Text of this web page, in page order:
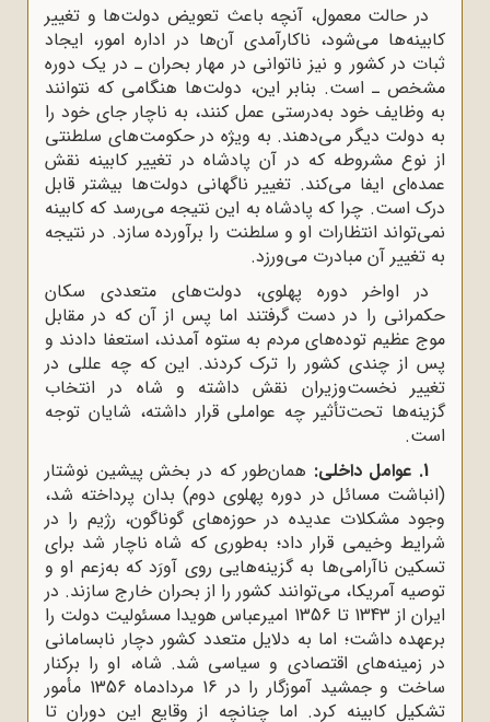
در حالت معمول، آنچه باعث تعویض دولت‌ها و تغییر
کابینه‌ها می‌شود، ناکارآمدی آن‌ها در اداره امور، ایجاد
ثبات در کشور و نیز ناتوانی در مهار بحران ـ در یک دوره
مشخص ـ است. بنابر این، دولت‌ها هنگامی ‌که نتوانند
به وظایف خود به‌درستی عمل کنند، به ‌‌ناچار جای خود را
به دولت دیگر می‌دهند. به‌ ویژه در حکومت‌های سلطنتی
از نوع مشروطه که در آن پادشاه در تغییر کابینه نقش
عمده‌ای ایفا می‌کند. تغییر ناگهانی دولت‌ها بیشتر قابل
درک است. چرا که پادشاه به این نتیجه می‌رسد که کابینه
نمی‌تواند انتظارات او و سلطنت را برآورده سازد. در نتیجه
به تغییر آن مبادرت می‌ورزد.
در اواخر دوره پهلوی، دولت‌های متعددی سکان
حکمرانی را در دست گرفتند اما پس از آن‌ که در مقابل
موج عظیم توده‌های مردم به ستوه آمدند، استعفا دادند و
پس از چندی کشور را ترک کردند. این ‌که چه عللی در
تغییر نخست‌وزیران نقش داشته و شاه در انتخاب
گزینه‌ها تحت‌تأثیر چه عواملی قرار داشته، شایان توجه
است.
1. عوامل داخلی:
همان‌طور که در بخش پیشین نوشتار
(انباشت مسائل در دوره پهلوی دوم) بدان پرداخته شد،
وجود مشکلات عدیده در حوزه‌های گوناگون، رژیم را در
شرایط وخیمی قرار داد؛ به‌طوری که شاه ناچار شد برای
تسکین ناآرامی‌ها به گزینه‌هایی روی آورَد که به‌زعم او و
توصیه آمریکا، می‌توانند کشور را از بحران خارج سازند. در
ایران از 1343 تا 1356 امیرعباس هویدا مسئولیت دولت را
برعهده داشت؛ اما به دلایل متعدد کشور دچار نابسامانی
در زمینه‌های اقتصادی و سیاسی شد. شاه، او را برکنار
ساخت و جمشید آموزگار را در 16 مردادماه 1356 مأمور
تشکیل کابینه کرد. اما چنانچه از وقایع این دوران تا